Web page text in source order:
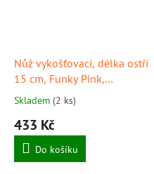
Nůž vykošťovací, délka ostří
15 cm, Funky Pink,
"PrimeLine", GIESSER
Skladem (2 ks)
433 Kč
Do košíku